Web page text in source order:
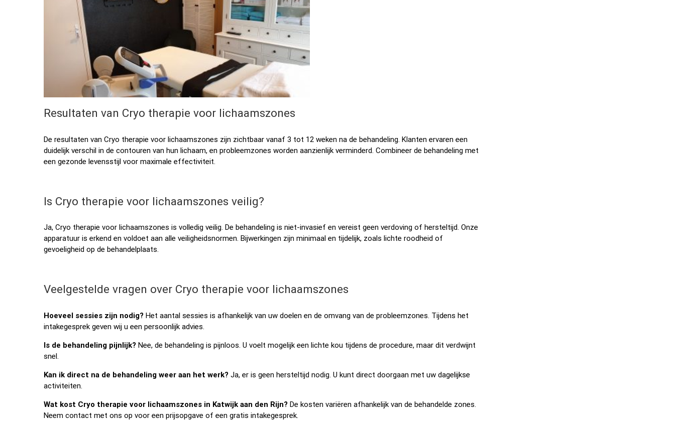
Resultaten van Cryo therapie voor lichaamszones
De resultaten van Cryo therapie voor lichaamszones zijn zichtbaar vanaf 3 tot 12 weken na de behandeling. Klanten ervaren een
duidelijk verschil in de contouren van hun lichaam, en probleemzones worden aanzienlijk verminderd. Combineer de behandeling met
een gezonde levensstijl voor maximale effectiviteit.
Is Cryo therapie voor lichaamszones veilig?
Ja, Cryo therapie voor lichaamszones is volledig veilig. De behandeling is niet-invasief en vereist geen verdoving of hersteltijd. Onze
apparatuur is erkend en voldoet aan alle veiligheidsnormen. Bijwerkingen zijn minimaal en tijdelijk, zoals lichte roodheid of
gevoeligheid op de behandelplaats.
Veelgestelde vragen over Cryo therapie voor lichaamszones
Hoeveel sessies zijn nodig? Het aantal sessies is afhankelijk van uw doelen en de omvang van de probleemzones. Tijdens het
intakegesprek geven wij u een persoonlijk advies.
Is de behandeling pijnlijk? Nee, de behandeling is pijnloos. U voelt mogelijk een lichte kou tijdens de procedure, maar dit verdwijnt
snel.
Kan ik direct na de behandeling weer aan het werk? Ja, er is geen hersteltijd nodig. U kunt direct doorgaan met uw dagelijkse
activiteiten.
Wat kost Cryo therapie voor lichaamszones in Katwijk aan den Rijn? De kosten variëren afhankelijk van de behandelde zones.
Neem contact met ons op voor een prijsopgave of een gratis intakegesprek.